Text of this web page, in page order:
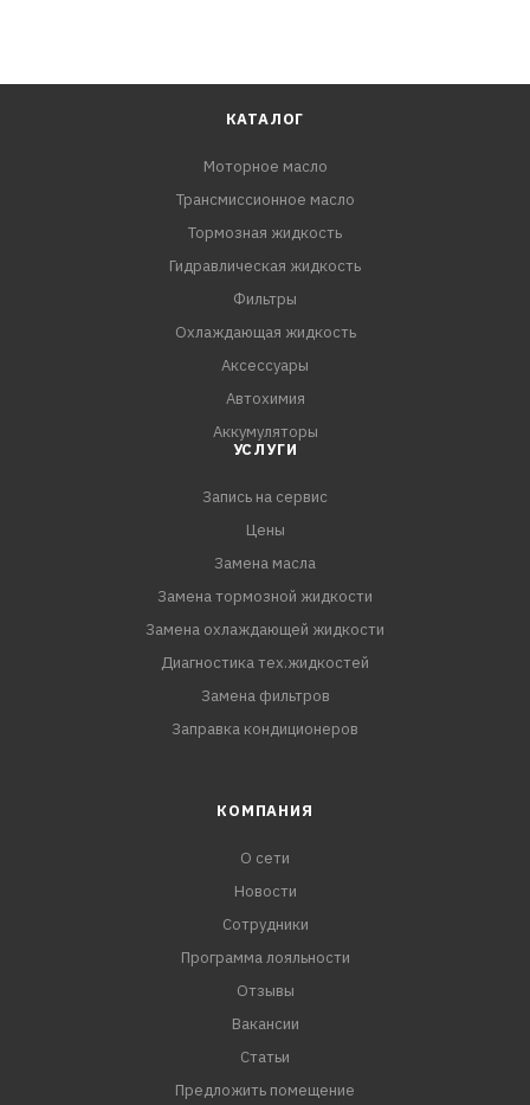
КАТАЛОГ
Моторное масло
Трансмиссионное масло
Тормозная жидкость
Гидравлическая жидкость
Фильтры
Охлаждающая жидкость
Аксессуары
Автохимия
Аккумуляторы
УСЛУГИ
Запись на сервис
Цены
Замена масла
Замена тормозной жидкости
Замена охлаждающей жидкости
Диагностика тех.жидкостей
Замена фильтров
Заправка кондиционеров
КОМПАНИЯ
О сети
Новости
Сотрудники
Программа лояльности
Отзывы
Вакансии
Статьи
Предложить помещение